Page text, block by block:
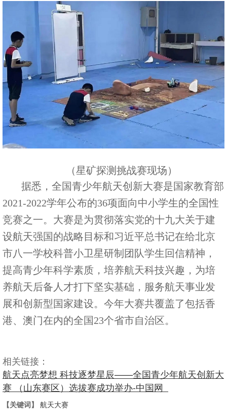
（星矿探测挑战赛现场）
据悉，全国青少年航天创新大赛是国家教育部
2021-2022学年公布的36项面向中小学生的全国性
竞赛之一。大赛是为贯彻落实党的十九大关于建
设航天强国的战略目标和习近平总书记在给北京
市八一学校科普小卫星研制团队学生回信精神，
提高青少年科学素质，培养航天科技兴趣，为培
养航天后备人才打下坚实基础，服务航天事业发
展和创新型国家建设。今年大赛共覆盖了包括香
港、澳门在内的全国23个省市自治区。
相关链接：
航天点亮梦想 科技逐梦星辰——全国青少年航天创新大
赛 （山东赛区）选拔赛成功举办-中国网
【关键词】 航天大赛